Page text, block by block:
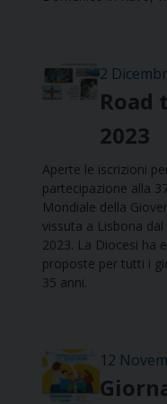
2
Road
2023
Aperte le iscrizioni
partecipazione alla
Mondiale della
vissuta a Lisbona
2023. La Diocesi ha
proposte per tutti i
35 anni.
12